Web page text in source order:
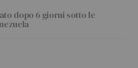
dopo 6 giorni sotto le